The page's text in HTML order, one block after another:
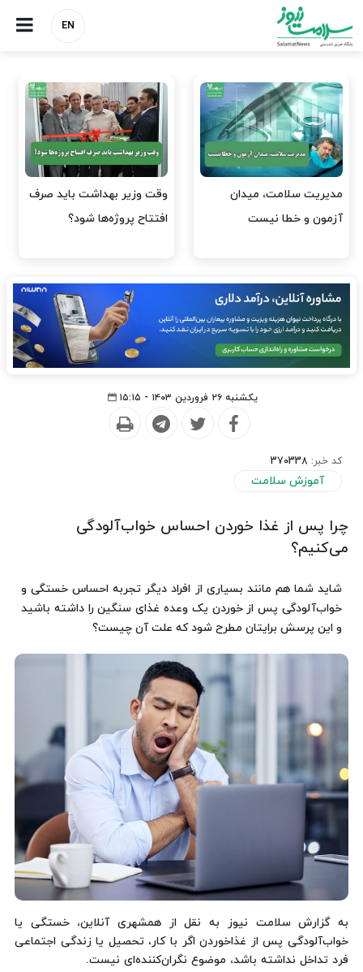
EN
وقت وزیر بهداشت باید صرف
افتتاح پروژه‌ها شود؟
واردات دارو و کالاهای اساسی
باید در اولویت تخصیص ارز
یکشنبه ۲۶ فروردین ۱۴۰۳ - ۱۵:۱۵
کد خبر: 370338
آموزش سلامت
چرا پس از غذا خوردن احساس خواب‌آلودگی
می‌کنیم؟
شاید شما هم مانند بسیاری از افراد دیگر تجربه احساس خستگی و
خواب‌آلودگی پس از خوردن یک وعده غذای سنگین را داشته باشید
و این پرسش برایتان مطرح شود که علت آن چیست؟
به گزارش سلامت نیوز به نقل از همشهری آنلاین، خستگی یا
خواب‌آلودگی پس از غذاخوردن اگر با کار، تحصیل یا زندگی اجتماعی
فرد تداخل نداشته باشد، موضوع نگران‌کننده‌ای نیست.